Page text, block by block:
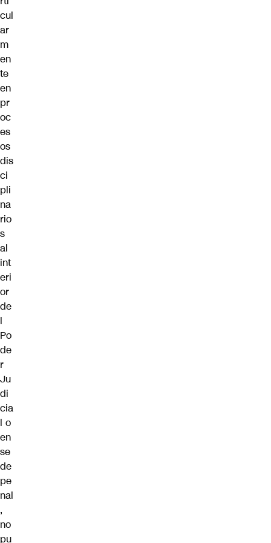
cul
ar
m
en
te
en
pr
oc
es
os
dis
ci
pli
na
rio
s
al
int
eri
or
de
l
Po
de
r
Ju
di
cia
l o
en
se
de
pe
nal
,
no
pu